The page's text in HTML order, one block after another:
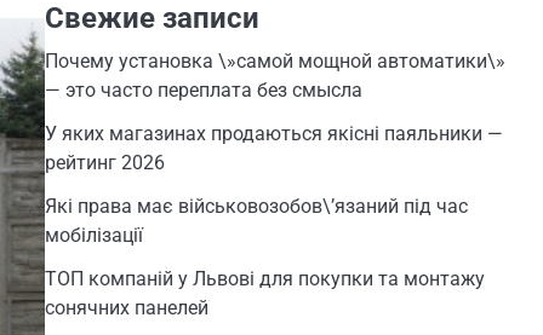
Свежие записи
Почему установка \»самой мощной автоматики\»
— это часто переплата без смысла
У яких магазинах продаються якісні паяльники —
рейтинг 2026
Які права має військовозобов\’язаний під час
мобілізації
ТОП компаній у Львові для покупки та монтажу
сонячних панелей